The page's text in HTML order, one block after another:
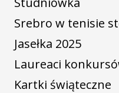
Srebro w tenisie
Jasełka 2025
Laureaci
Kartki świąteczne